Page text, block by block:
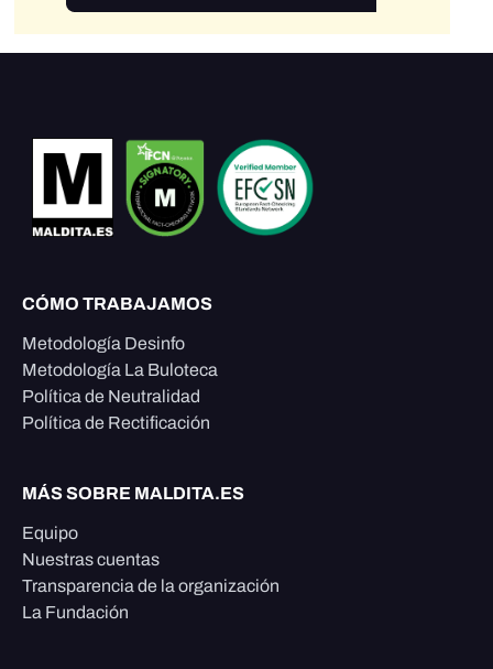
CÓMO TRABAJAMOS
Metodología Desinfo
Metodología La Buloteca
Política de Neutralidad
Política de Rectificación
MÁS SOBRE MALDITA.ES
Equipo
Nuestras cuentas
Transparencia de la organización
La Fundación